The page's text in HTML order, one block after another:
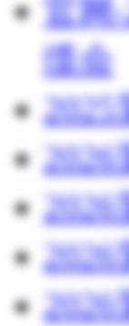
官
缆会